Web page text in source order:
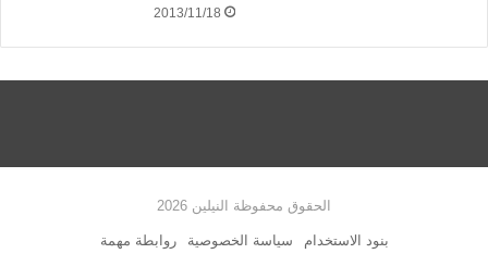
2013/11/18
الحقوق محفوظة النيلين 2026
بنود الاستخدام سياسة الخصوصية روابطة مهمة